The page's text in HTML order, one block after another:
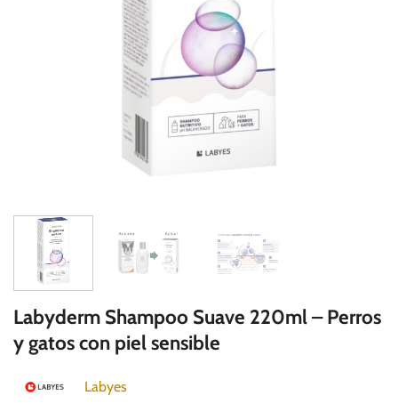
Labyderm Shampoo Suave 220ml – Perros
y gatos con piel sensible
Labyes